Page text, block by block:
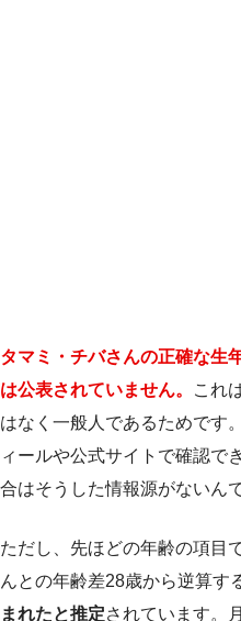
タマミ・チバさんの正確な生
は公表されていません。
これ
はなく一般人であるためです
ィールや公式サイトで確認で
合はそうした情報源がないん
ただし、先ほどの年齢の項目
んとの年齢差28歳から逆算す
まれたと推定されています。